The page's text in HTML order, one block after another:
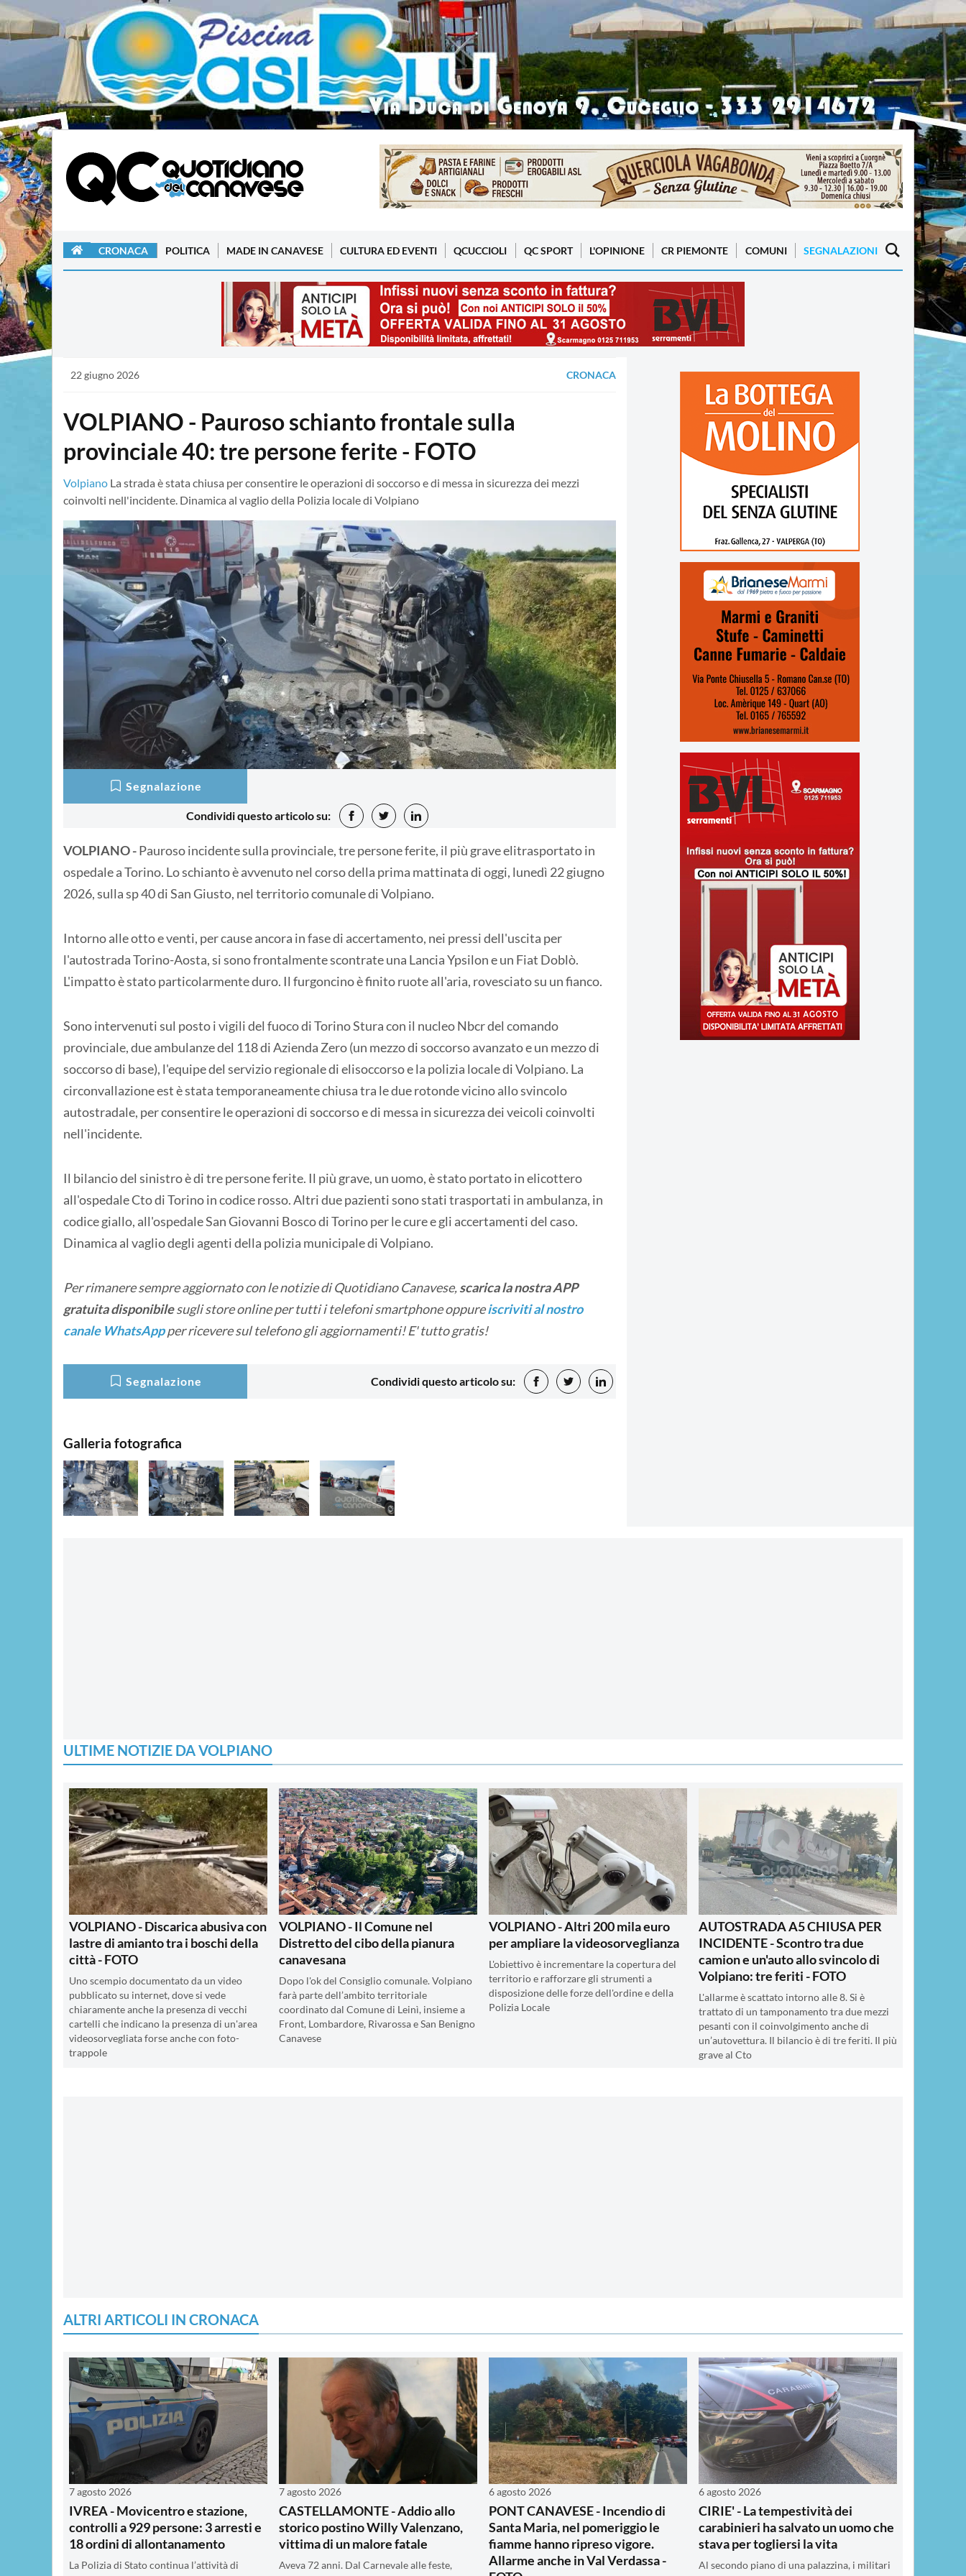
CRONACA POLITICA MADE IN CANAVESE CULTURA ED EVENTI QCUCCIOLI QC SPORT L'OPINIONE CR PIEMONTE COMUNI SEGNALAZIONI
22 giugno 2026 CRONACA
VOLPIANO - Pauroso schianto frontale sulla
provinciale 40: tre persone ferite - FOTO
Volpiano La strada è stata chiusa per consentire le operazioni di soccorso e di messa in sicurezza dei mezzi
coinvolti nell'incidente. Dinamica al vaglio della Polizia locale di Volpiano
Segnalazione
Condividi questo articolo su:
VOLPIANO -Pauroso incidente sulla provinciale, tre persone ferite, il più grave elitrasportato in
ospedale a Torino. Lo schianto è avvenuto nel corso della prima mattinata di oggi, lunedì 22 giugno
2026, sulla sp 40 di San Giusto, nel territorio comunale di Volpiano.
Intorno alle otto e venti, per cause ancora in fase di accertamento, nei pressi dell'uscita per
l'autostrada Torino-Aosta, si sono frontalmente scontrate una Lancia Ypsilon e un Fiat Doblò.
L'impatto è stato particolarmente duro. Il furgoncino è finito ruote all'aria, rovesciato su un fianco.
Sono intervenuti sul posto i vigili del fuoco di Torino Stura con il nucleo Nbcr del comando
provinciale, due ambulanze del 118 di Azienda Zero (un mezzo di soccorso avanzato e un mezzo di
soccorso di base), l'equipe del servizio regionale di elisoccorso e la polizia locale di Volpiano. La
circonvallazione est è stata temporaneamente chiusa tra le due rotonde vicino allo svincolo
autostradale, per consentire le operazioni di soccorso e di messa in sicurezza dei veicoli coinvolti
nell'incidente.
Il bilancio del sinistro è di tre persone ferite. Il più grave, un uomo, è stato portato in elicottero
all'ospedale Cto di Torino in codice rosso. Altri due pazienti sono stati trasportati in ambulanza, in
codice giallo, all'ospedale San Giovanni Bosco di Torino per le cure e gli accertamenti del caso.
Dinamica al vaglio degli agenti della polizia municipale di Volpiano.
Per rimanere sempre aggiornato con le notizie di Quotidiano Canavese,scarica la nostra APP
gratuita disponibilesugli store onlineper tutti i telefoni smartphone oppureiscriviti al nostro
canale WhatsAppper ricevere sul telefono gli aggiornamenti! E' tutto gratis!
Segnalazione Condividi questo articolo su:
Galleria fotografica
ULTIME NOTIZIE DA VOLPIANO
VOLPIANO - Discarica abusiva con
lastre di amianto tra i boschi della
città - FOTO
Uno scempio documentato da un video
pubblicato su internet, dove si vede
chiaramente anche la presenza di vecchi
cartelli che indicano la presenza di un'area
videosorvegliata forse anche con foto-
trappole
VOLPIANO - Il Comune nel
Distretto del cibo della pianura
canavesana
Dopo l'ok del Consiglio comunale. Volpiano
farà parte dell’ambito territoriale
coordinato dal Comune di Leinì, insieme a
Front, Lombardore, Rivarossa e San Benigno
Canavese
VOLPIANO - Altri 200 mila euro
per ampliare la videosorveglianza
L'obiettivo è incrementare la copertura del
territorio e rafforzare gli strumenti a
disposizione delle forze dell'ordine e della
Polizia Locale
AUTOSTRADA A5 CHIUSA PER
INCIDENTE - Scontro tra due
camion e un'auto allo svincolo di
Volpiano: tre feriti - FOTO
L'allarme è scattato intorno alle 8. Si è
trattato di un tamponamento tra due mezzi
pesanti con il coinvolgimento anche di
un’autovettura. Il bilancio è di tre feriti. Il più
grave al Cto
ALTRI ARTICOLI IN CRONACA
7 agosto 2026
IVREA - Movicentro e stazione,
controlli a 929 persone: 3 arresti e
18 ordini di allontanamento
La Polizia di Stato continua l’attività di
7 agosto 2026
CASTELLAMONTE - Addio allo
storico postino Willy Valenzano,
vittima di un malore fatale
Aveva 72 anni. Dal Carnevale alle feste,
6 agosto 2026
PONT CANAVESE - Incendio di
Santa Maria, nel pomeriggio le
fiamme hanno ripreso vigore.
Allarme anche in Val Verdassa -
6 agosto 2026
CIRIE' - La tempestività dei
carabinieri ha salvato un uomo che
stava per togliersi la vita
Al secondo piano di una palazzina, i militari